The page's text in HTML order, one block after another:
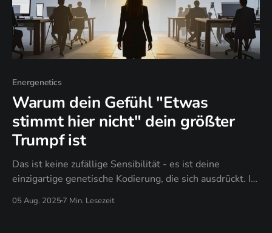
Energenetics
Warum dein Gefühl "Etwas
stimmt hier nicht" dein größter
Trumpf ist
Das ist keine zufällige Sensibilität - es ist deine
einzigartige genetische Kodierung, die sich ausdrückt. Im
darauf programmiert, Frühwarnsysteme für kollektive
05 Aug. 2025 7 Min. Lesezeit